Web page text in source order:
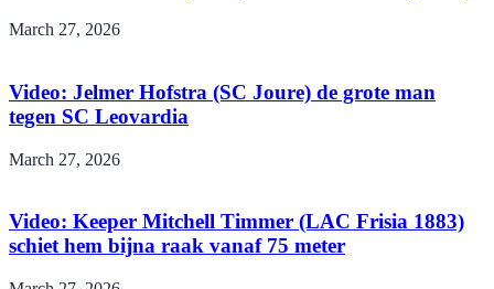
March 27, 2026
Video: Jelmer Hofstra (SC Joure) de grote man
tegen SC Leovardia
March 27, 2026
Video: Keeper Mitchell Timmer (LAC Frisia 1883)
schiet hem bijna raak vanaf 75 meter